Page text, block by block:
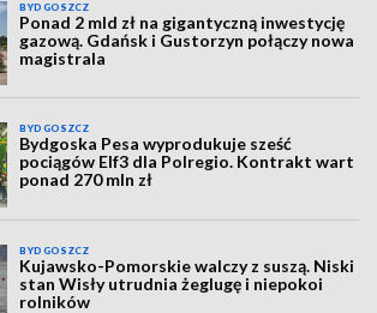
BYDGOSZCZ
Ponad 2 mld zł na gigantyczną inwestycję
gazową. Gdańsk i Gustorzyn połączy nowa
magistrala
BYDGOSZCZ
Bydgoska Pesa wyprodukuje sześć
pociągów Elf3 dla Polregio. Kontrakt wart
ponad 270 mln zł
BYDGOSZCZ
Kujawsko-Pomorskie walczy z suszą. Niski
stan Wisły utrudnia żeglugę i niepokoi
rolników